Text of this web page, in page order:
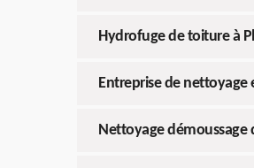
Hydrofuge de toiture à
Entreprise de nettoyage
Nettoyage démoussage